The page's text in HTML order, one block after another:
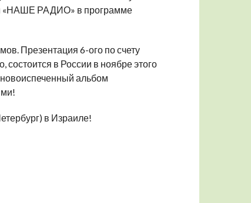
«НАШЕ РАДИО» в программе
Презентация 6-ого по счету
состоится в России в ноябре этого
альбом
в Израиле!